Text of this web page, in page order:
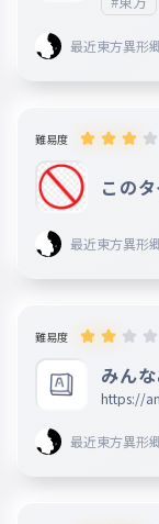
最近東方異形
難易度
この
最近東方異形
難易度
みん
https://
最近東方異形